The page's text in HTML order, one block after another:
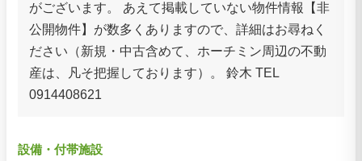
がございます。 あえて掲載していない物件情報【非
公開物件】が数多くありますので、詳細はお尋ねく
ださい（新規・中古含めて、ホーチミン周辺の不動
産は、凡そ把握しております）。 鈴木 TEL
0914408621
設備・付帯施設